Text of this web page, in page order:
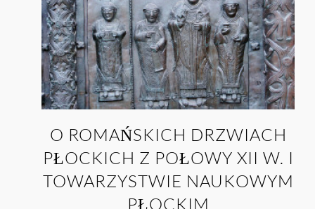
O ROMAŃSKICH DRZWIACH
PŁOCKICH Z POŁOWY XII W. I
TOWARZYSTWIE NAUKOWYM
PŁOCKIM